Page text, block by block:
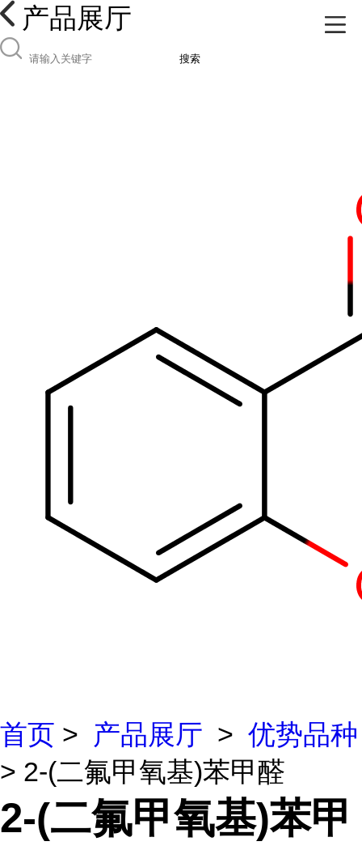
产品展厅
搜索
首页 > 产品展厅 > 优势品种
> 2-(二氟甲氧基)苯甲醛
2-(二氟甲氧基)苯甲